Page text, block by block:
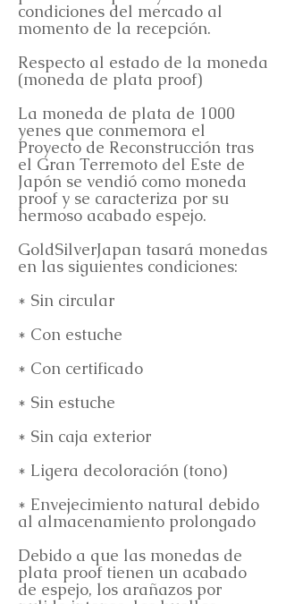
condiciones del mercado al
momento de la recepción.
Respecto al estado de la moneda
(moneda de plata proof)
La moneda de plata de 1000
yenes que conmemora el
Proyecto de Reconstrucción tras
el Gran Terremoto del Este de
Japón se vendió como moneda
proof y se caracteriza por su
hermoso acabado espejo.
GoldSilverJapan tasará monedas
en las siguientes condiciones:
* Sin circular
* Con estuche
* Con certificado
* Sin estuche
* Sin caja exterior
* Ligera decoloración (tono)
* Envejecimiento natural debido
al almacenamiento prolongado
Debido a que las monedas de
plata proof tienen un acabado
de espejo, los arañazos por